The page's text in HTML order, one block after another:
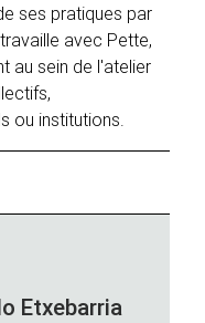
ses pratiques par
avec Pette,
au sein de l'atelier
ou institutions.
Etxebarria